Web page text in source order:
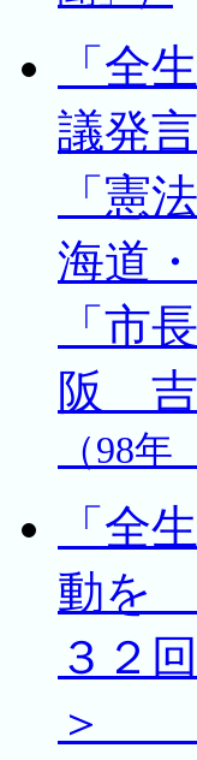
「全
議発
「憲
海道
「市
阪 吉
（98
「全
動を
３２
＞